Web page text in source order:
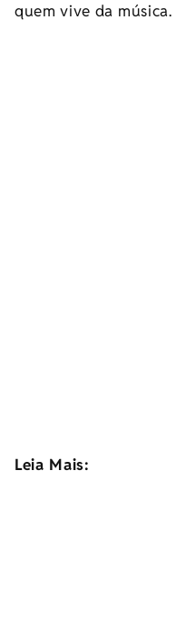
quem vive da música.
Leia Mais: